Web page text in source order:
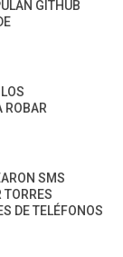
GITHUB
ROBAR
SMS
TORRES
DE TELÉFONOS